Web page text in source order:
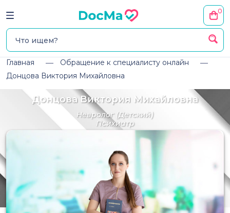
0
Главная
Обращение к специалисту онлайн
Донцова Виктория Михайловна
Донцова Виктория Михайловна
Невролог(Детский)
Психиатр